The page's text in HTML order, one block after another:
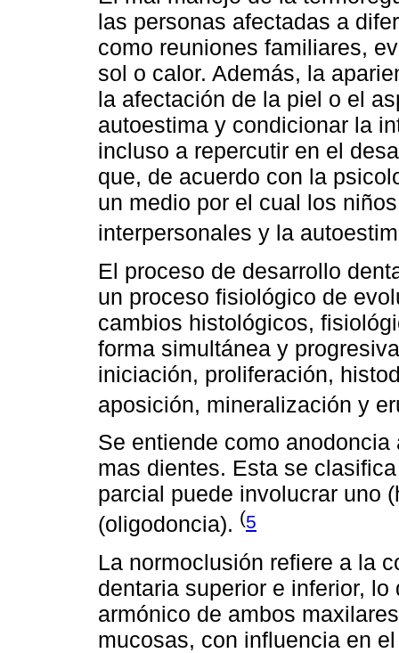
las personas afectadas a
como reuniones familiares,
sol o calor. Además, la
la afectación de la piel o el
autoestima y condicionar la
incluso a repercutir en el
que, de acuerdo con la
un medio por el cual los
interpersonales y la
El proceso de desarrollo
un proceso fisiológico de
cambios histológicos,
forma simultánea y
iniciación, proliferación,
aposición, mineralización y
Se entiende como
mas dientes. Esta se
parcial puede involucrar uno
(oligodoncia). (5
La normoclusión refiere a la
dentaria superior e inferior,
armónico de ambos
mucosas, con influencia en